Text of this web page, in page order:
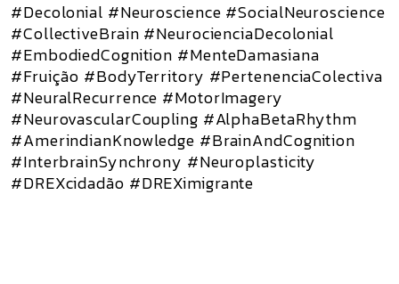
#Decolonial #Neuroscience #SocialNeuroscience
#CollectiveBrain #NeurocienciaDecolonial
#EmbodiedCognition #MenteDamasiana
#Fruição #BodyTerritory #PertenenciaColectiva
#NeuralRecurrence #MotorImagery
#NeurovascularCoupling #AlphaBetaRhythm
#AmerindianKnowledge #BrainAndCognition
#InterbrainSynchrony #Neuroplasticity
#DREXcidadão #DREXimigrante